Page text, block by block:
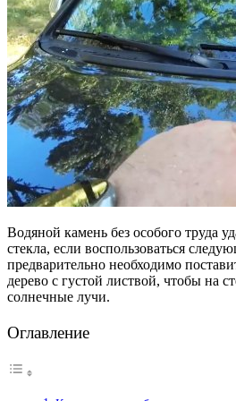
Водяной камень без особого труда
стекла, если воспользоваться
предварительно необходимо
дерево с густой листвой, чтобы на
солнечные лучи.
Оглавление